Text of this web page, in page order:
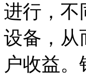
进行，不
设备，从
户收益